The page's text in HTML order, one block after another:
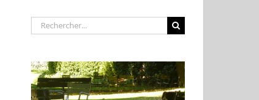
Rechercher: